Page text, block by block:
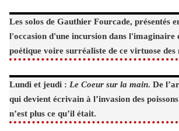
Les solos de Gauthier Fourcade, présentés
l'occasion d'une incursion dans l'imaginaire
poétique voire surréaliste de ce virtuose des
Lundi et jeudi : Le Coeur sur la main. De
qui devient écrivain à l’invasion des
n’est plus ce qu’il était.